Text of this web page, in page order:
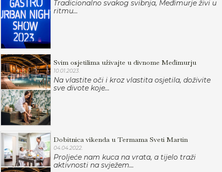
Tradicionalno svakog svibnja, Međimurje živi u
ritmu...
Svim osjetilima uživajte u divnome Međimurju
10.01.2023.
Na vlastite oči i kroz vlastita osjetila, doživite
sve divote koje...
Dobitnica vikenda u Termama Sveti Martin
04.04.2022.
Proljeće nam kuca na vrata, a tijelo traži
aktivnosti na svježem...